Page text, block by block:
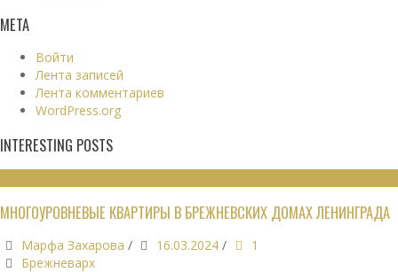
МЕТА
Войти
Лента записей
Лента комментариев
WordPress.org
INTERESTING POSTS
МНОГОУРОВНЕВЫЕ КВАРТИРЫ В БРЕЖНЕВСКИХ ДОМАХ ЛЕНИНГРАДА
Марфа Захарова / 16.03.2024 /
1
Брежневарх